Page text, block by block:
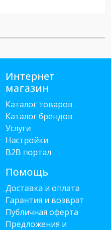
Интернет
магазин
Каталог товаров
Каталог брендов
Услуги
Настройки
B2B портал
Помощь
Доставка и оплата
Гарантия и возврат
Публичная оферта
Предложения и